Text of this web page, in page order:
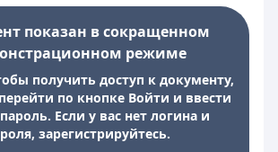
показан в сокращенном
режиме
получить доступ к документу,
по кнопке Войти и ввести
Если у вас нет логина и
зарегистрируйтесь.